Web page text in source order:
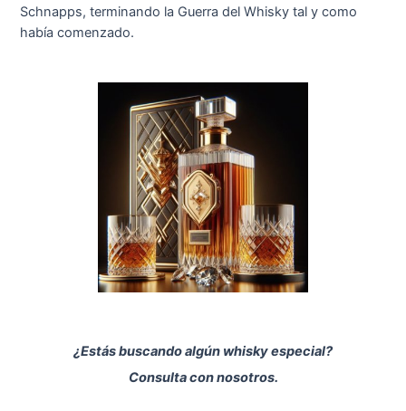
Schnapps, terminando la Guerra del Whisky tal y como
había comenzado.
¿Estás buscando algún whisky especial?
Consulta con nosotros.